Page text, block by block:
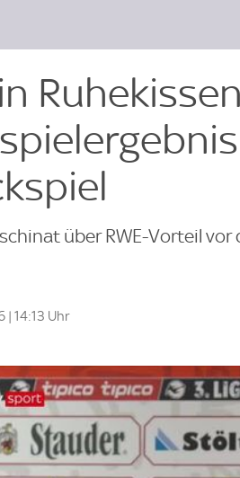
über RWE-Vorteil
| 14:13 Uhr